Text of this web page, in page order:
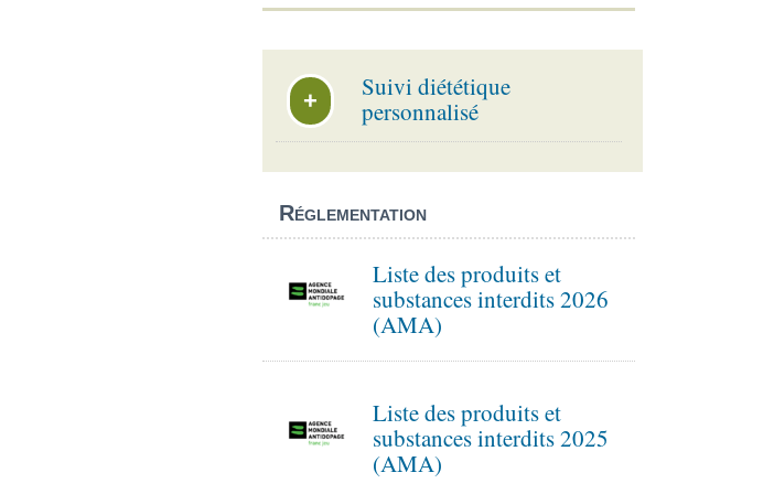
+
Suivi diététique
personnalisé
Réglementation
Liste des produits et
substances interdits 2026
(AMA)
Liste des produits et
substances interdits 2025
(AMA)